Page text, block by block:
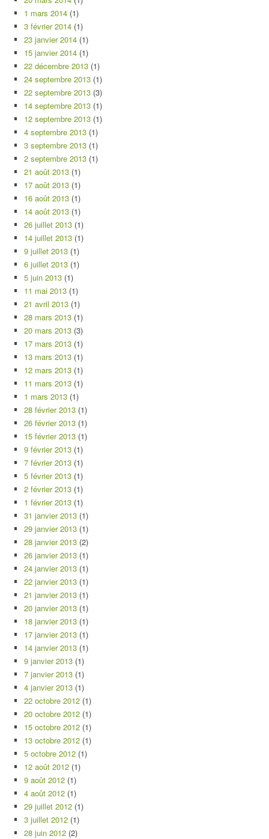
1 mars 2014 (1)
3 février 2014 (1)
23 janvier 2014 (1)
15 janvier 2014 (1)
22 décembre 2013 (1)
24 septembre 2013 (1)
22 septembre 2013 (3)
14 septembre 2013 (1)
12 septembre 2013 (1)
4 septembre 2013 (1)
3 septembre 2013 (1)
2 septembre 2013 (1)
21 août 2013 (1)
17 août 2013 (1)
16 août 2013 (1)
14 août 2013 (1)
26 juillet 2013 (1)
14 juillet 2013 (1)
9 juillet 2013 (1)
6 juillet 2013 (1)
5 juin 2013 (1)
11 mai 2013 (1)
21 avril 2013 (1)
28 mars 2013 (1)
20 mars 2013 (3)
17 mars 2013 (1)
13 mars 2013 (1)
12 mars 2013 (1)
11 mars 2013 (1)
1 mars 2013 (1)
28 février 2013 (1)
26 février 2013 (1)
15 février 2013 (1)
9 février 2013 (1)
7 février 2013 (1)
5 février 2013 (1)
2 février 2013 (1)
1 février 2013 (1)
31 janvier 2013 (1)
29 janvier 2013 (1)
28 janvier 2013 (2)
26 janvier 2013 (1)
24 janvier 2013 (1)
22 janvier 2013 (1)
21 janvier 2013 (1)
20 janvier 2013 (1)
18 janvier 2013 (1)
17 janvier 2013 (1)
14 janvier 2013 (1)
9 janvier 2013 (1)
7 janvier 2013 (1)
4 janvier 2013 (1)
22 octobre 2012 (1)
20 octobre 2012 (1)
15 octobre 2012 (1)
13 octobre 2012 (1)
5 octobre 2012 (1)
12 août 2012 (1)
9 août 2012 (1)
4 août 2012 (1)
29 juillet 2012 (1)
3 juillet 2012 (1)
28 juin 2012 (2)